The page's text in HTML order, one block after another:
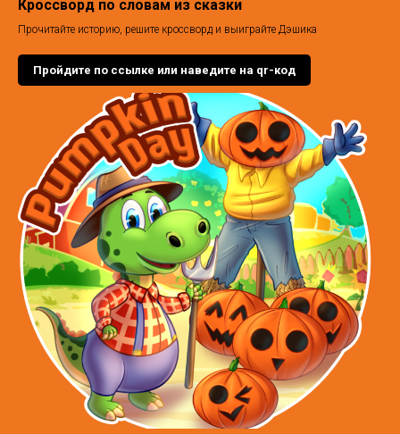
Кроссворд по словам из сказки
Прочитайте историю, решите кроссворд и выиграйте Дэшика
Пройдите по ссылке или наведите на qr-код